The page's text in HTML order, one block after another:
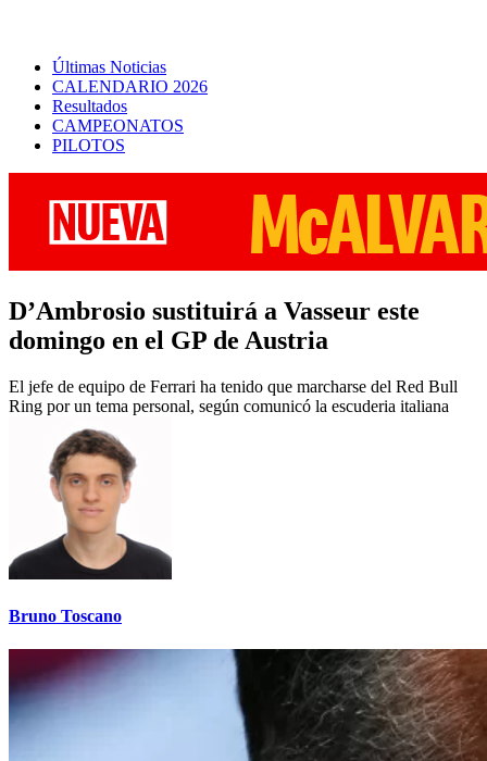
Últimas Noticias
CALENDARIO 2026
Resultados
CAMPEONATOS
PILOTOS
D’Ambrosio sustituirá a Vasseur este
domingo en el GP de Austria
El jefe de equipo de Ferrari ha tenido que marcharse del Red Bull
Ring por un tema personal, según comunicó la escuderia italiana
Bruno Toscano